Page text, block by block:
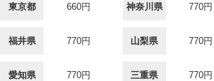
東京都 660円 神奈川県 770円
福井県 770円 山梨県 770円
愛知県 770円 三重県 770円